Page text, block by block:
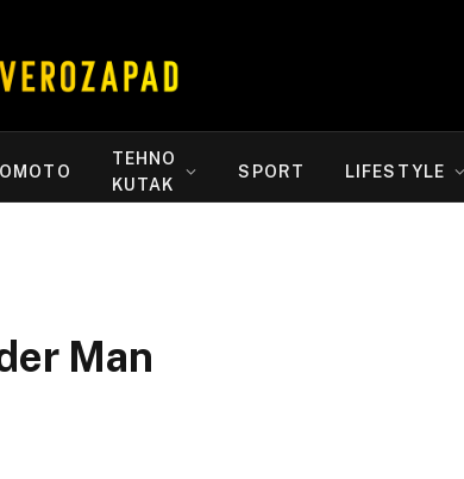
TEHNO
KUTAK
SPORT LIFESTYLE
Man